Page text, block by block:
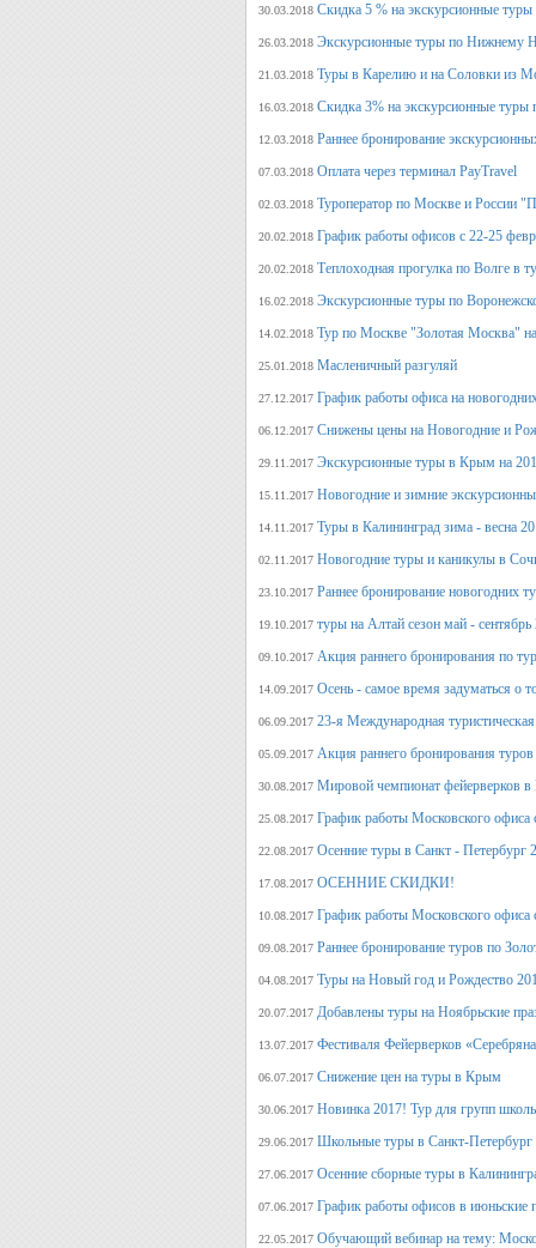
30.03.2018 Скидка 5 % на экскурсионные
26.03.2018 Экскурсионные туры по Нижнему
21.03.2018 Туры в Карелию и на Соловки из
16.03.2018 Скидка 3% на экскурсионные
12.03.2018 Раннее бронирование
07.03.2018 Оплата через терминал PayTravel
02.03.2018 Туроператор по Москве и России
20.02.2018 График работы офисов с 22-25
20.02.2018 Теплоходная прогулка по Волге в
16.02.2018 Экскурсионные туры по
14.02.2018 Тур по Москве "Золотая Москва"
25.01.2018 Масленичный разгуляй
27.12.2017 График работы офиса на
06.12.2017 Снижены цены на Новогодние и
29.11.2017 Экскурсионные туры в Крым на
15.11.2017 Новогодние и зимние
14.11.2017 Туры в Калининград зима - весна
02.11.2017 Новогодние туры и каникулы в
23.10.2017 Раннее бронирование новогодних
19.10.2017 туры на Алтай сезон май - сентябрь
09.10.2017 Акция раннего бронирования по
14.09.2017 Осень - самое время задуматься о
06.09.2017 23-я Международная
05.09.2017 Акция раннего бронирования
30.08.2017 Мировой чемпионат фейерверков в
25.08.2017 График работы Московского офиса
22.08.2017 Осенние туры в Санкт - Петербург
17.08.2017 ОСЕННИЕ СКИДКИ!
10.08.2017 График работы Московского офиса
09.08.2017 Раннее бронирование туров по
04.08.2017 Туры на Новый год и Рождество
20.07.2017 Добавлены туры на Ноябрьские
13.07.2017 Фестиваля Фейерверков
06.07.2017 Снижение цен на туры в Крым
30.06.2017 Новинка 2017! Тур для групп
29.06.2017 Школьные туры в Санкт-Петербург
27.06.2017 Осенние сборные туры в
07.06.2017 График работы офисов в июньские
22.05.2017 Обучающий вебинар на тему: